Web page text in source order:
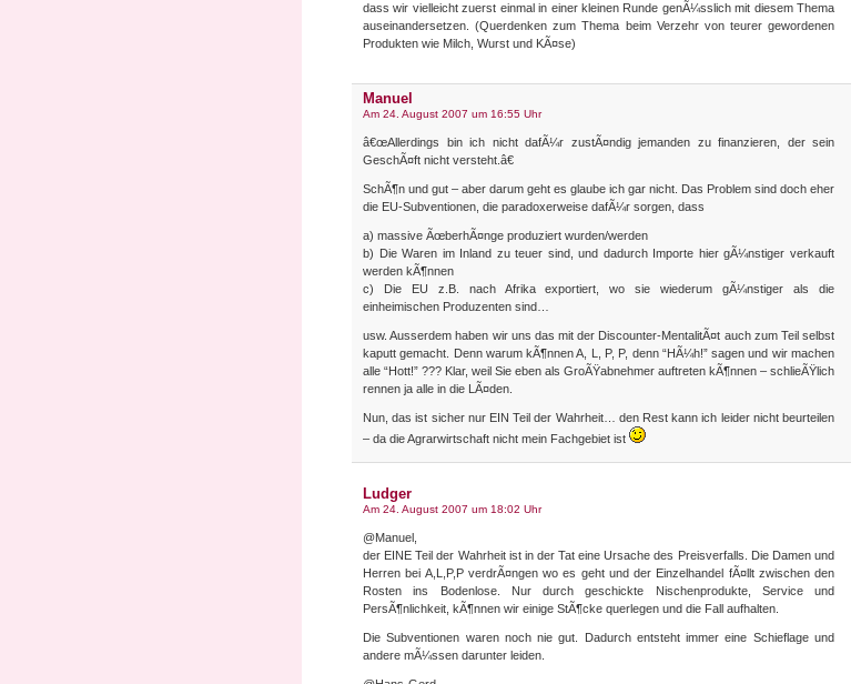
dass wir vielleicht zuerst einmal in einer kleinen Runde genÃ¼sslich mit diesem Thema
auseinandersetzen. (Querdenken zum Thema beim Verzehr von teurer gewordenen
Produkten wie Milch, Wurst und KÃ¤se)
Manuel
Am 24. August 2007 um 16:55 Uhr
â€œAllerdings bin ich nicht dafÃ¼r zustÃ¤ndig jemanden zu finanzieren, der sein
GeschÃ¤ft nicht versteht.â€
SchÃ¶n und gut – aber darum geht es glaube ich gar nicht. Das Problem sind doch eher
die EU-Subventionen, die paradoxerweise dafÃ¼r sorgen, dass
a) massive ÃœberhÃ¤nge produziert wurden/werden
b) Die Waren im Inland zu teuer sind, und dadurch Importe hier gÃ¼nstiger verkauft
werden kÃ¶nnen
c) Die EU z.B. nach Afrika exportiert, wo sie wiederum gÃ¼nstiger als die
einheimischen Produzenten sind…
usw. Ausserdem haben wir uns das mit der Discounter-MentalitÃ¤t auch zum Teil selbst
kaputt gemacht. Denn warum kÃ¶nnen A, L, P, P, denn “HÃ¼h!” sagen und wir machen
alle “Hott!” ??? Klar, weil Sie eben als GroÃŸabnehmer auftreten kÃ¶nnen – schlieÃŸlich
rennen ja alle in die LÃ¤den.
Nun, das ist sicher nur EIN Teil der Wahrheit… den Rest kann ich leider nicht beurteilen
– da die Agrarwirtschaft nicht mein Fachgebiet ist
Ludger
Am 24. August 2007 um 18:02 Uhr
@Manuel,
der EINE Teil der Wahrheit ist in der Tat eine Ursache des Preisverfalls. Die Damen und
Herren bei A,L,P,P verdrÃ¤ngen wo es geht und der Einzelhandel fÃ¤llt zwischen den
Rosten ins Bodenlose. Nur durch geschickte Nischenprodukte, Service und
PersÃ¶nlichkeit, kÃ¶nnen wir einige StÃ¶cke querlegen und die Fall aufhalten.
Die Subventionen waren noch nie gut. Dadurch entsteht immer eine Schieflage und
andere mÃ¼ssen darunter leiden.